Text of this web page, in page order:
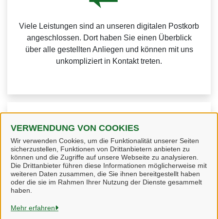
VERWENDUNG VON COOKIES
Wir verwenden Cookies, um die Funktionalität unserer Seiten
sicherzustellen, Funktionen von Drittanbietern anbieten zu
können und die Zugriffe auf unsere Webseite zu analysieren.
Die Drittanbieter führen diese Informationen möglicherweise mit
weiteren Daten zusammen, die Sie ihnen bereitgestellt haben
oder die sie im Rahmen Ihrer Nutzung der Dienste gesammelt
haben.
Mehr erfahren
Viele Leistungen sind an unseren digitalen Postkorb
angeschlossen. Dort haben Sie einen Überblick
über alle gestellten Anliegen und können mit uns
unkompliziert in Kontakt treten.
FAQ-Seite des Bundes.
Heidekreis
Alle Rechte vorbehalten